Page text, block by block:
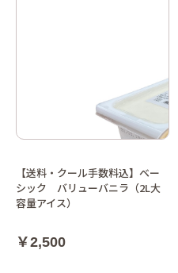
【送料・クール手数料込】ベー
シック バリューバニラ（2L大
容量アイス）
￥2,500